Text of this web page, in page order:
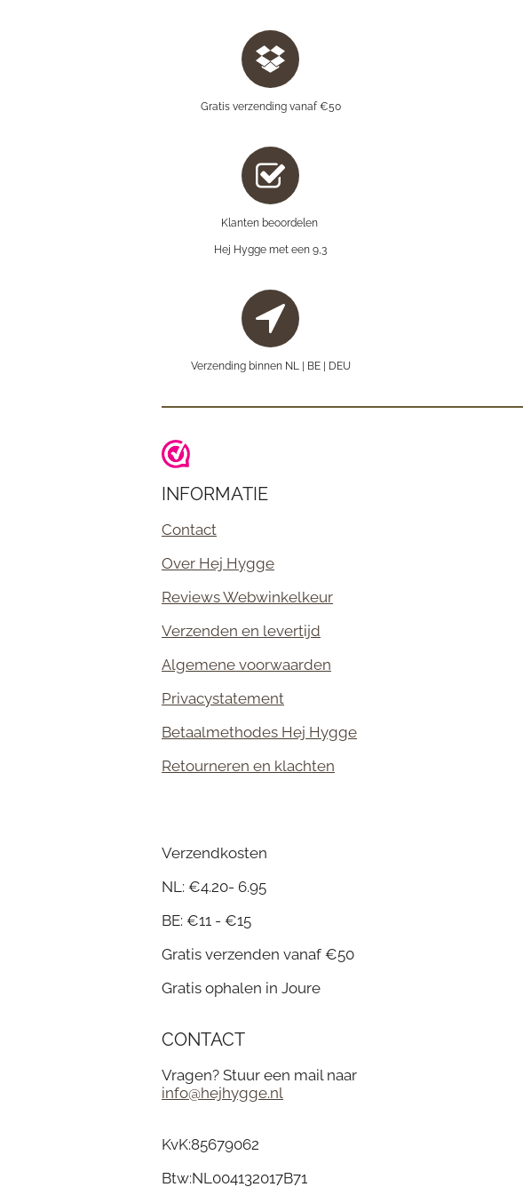
Gratis verzending vanaf €50
Klanten beoordelen
Hej Hygge met een 9,3
Verzending binnen NL | BE | DEU
INFORMATIE
Contact
Over Hej Hygge
Reviews Webwinkelkeur
Verzenden en levertijd
Algemene voorwaarden
Privacystatement
Betaalmethodes Hej Hygge
Retourneren en klachten
Verzendkosten
NL: €4.20- 6.95
BE: €11 - €15
Gratis verzenden vanaf €50
Gratis ophalen in Joure
CONTACT
Vragen? Stuur een mail naar
info@hejhygge.nl
KvK:85679062
Btw:NL004132017B71